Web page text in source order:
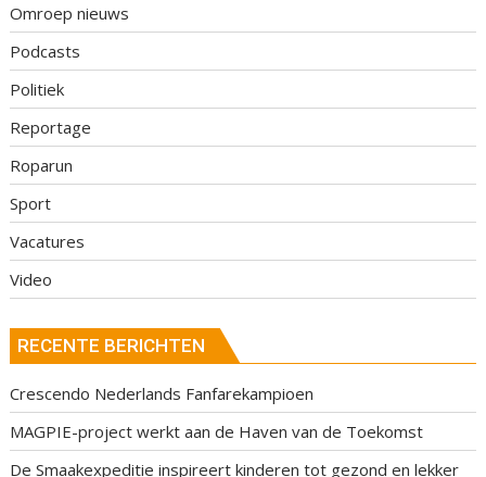
Omroep nieuws
Podcasts
Politiek
Reportage
Roparun
Sport
Vacatures
Video
RECENTE BERICHTEN
Crescendo Nederlands Fanfarekampioen
MAGPIE-project werkt aan de Haven van de Toekomst
De Smaakexpeditie inspireert kinderen tot gezond en lekker